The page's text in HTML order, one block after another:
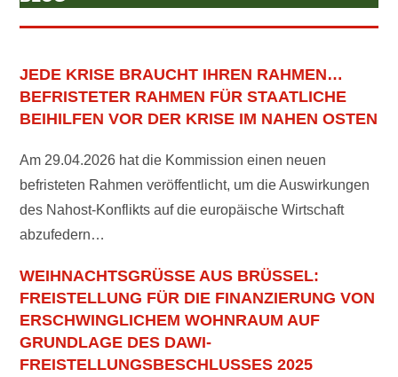
JEDE KRISE BRAUCHT IHREN RAHMEN…
BEFRISTETER RAHMEN FÜR STAATLICHE
BEIHILFEN VOR DER KRISE IM NAHEN OSTEN
Am 29.04.2026 hat die Kommission einen neuen
befristeten Rahmen veröffentlicht, um die Auswirkungen
des Nahost-Konflikts auf die europäische Wirtschaft
abzufedern…
WEIHNACHTSGRÜSSE AUS BRÜSSEL: F
REISTELLUNG FÜR DIE FINANZIERUNG VON E
RSCHWINGLICHEM WOHNRAUM AUF G
RUNDLAGE DES DAWI-F
REISTELLUNGSBESCHLUSSES 2025